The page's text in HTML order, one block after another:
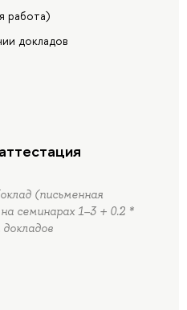
работа)
докладов
(письменная
семинарах 1–3 + 0.2 *